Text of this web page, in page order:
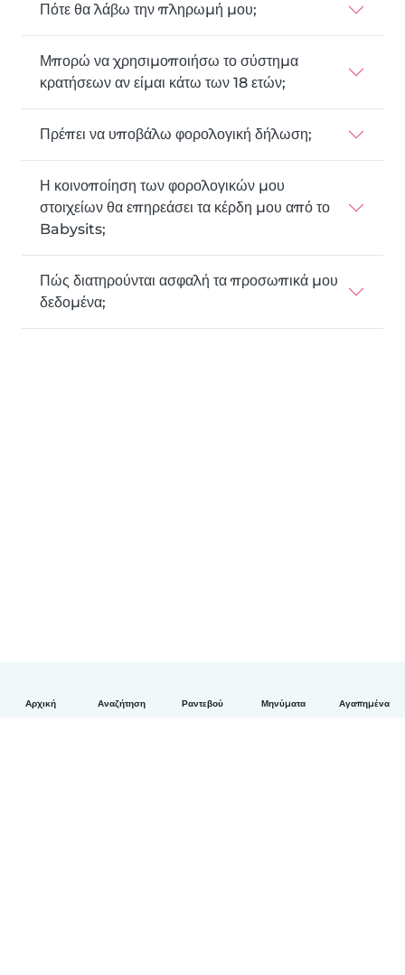
Αρχική Αναζήτηση Ραντεβού Μηνύματα Αγαπημένα
Πότε θα λάβω την πληρωμή μου;
Μπορώ να χρησιμοποιήσω το σύστημα
κρατήσεων αν είμαι κάτω των 18 ετών;
Πρέπει να υποβάλω φορολογική δήλωση;
Η κοινοποίηση των φορολογικών μου
στοιχείων θα επηρεάσει τα κέρδη μου από το
Babysits;
Πώς διατηρούνται ασφαλή τα προσωπικά μου
δεδομένα;